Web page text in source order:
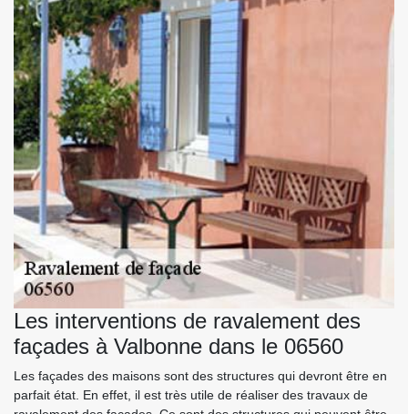
Les interventions de ravalement des
façades à Valbonne dans le 06560
Les façades des maisons sont des structures qui devront être en
parfait état. En effet, il est très utile de réaliser des travaux de